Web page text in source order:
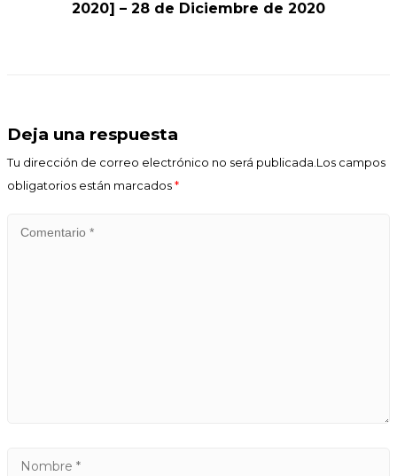
2020] – 28 de Diciembre de 2020
Deja una respuesta
Tu dirección de correo electrónico no será publicada.Los campos
obligatorios están marcados*